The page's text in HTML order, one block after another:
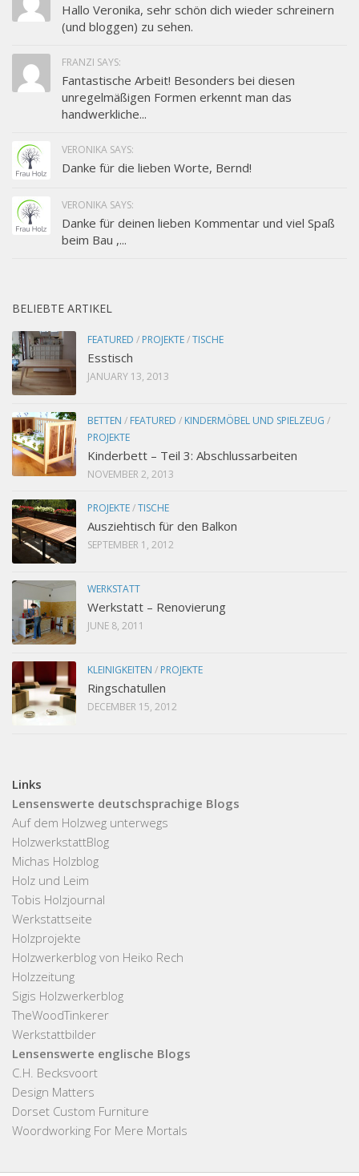
Hallo Veronika, sehr schön dich wieder schreinern
(und bloggen) zu sehen.
FRANZI SAYS:
Fantastische Arbeit! Besonders bei diesen
unregelmäßigen Formen erkennt man das
handwerkliche...
VERONIKA SAYS:
Danke für die lieben Worte, Bernd!
VERONIKA SAYS:
Danke für deinen lieben Kommentar und viel Spaß
beim Bau ,...
BELIEBTE ARTIKEL
FEATURED / PROJEKTE/TISCHE
Esstisch
JANUARY 13, 2013
BETTEN / FEATURED / KINDERMÖBEL UND SPIELZEUG /
PROJEKTE
Kinderbett – Teil 3: Abschlussarbeiten
NOVEMBER 2, 2013
PROJEKTE/TISCHE
Ausziehtisch für den Balkon
SEPTEMBER 1, 2012
WERKSTATT
Werkstatt – Renovierung
JUNE 8, 2011
KLEINIGKEITEN / PROJEKTE
Ringschatullen
DECEMBER 15, 2012
Links
Lensenswerte deutschsprachige Blogs
Auf dem Holzweg unterwegs
HolzwerkstattBlog
Michas Holzblog
Holz und Leim
Tobis Holzjournal
Werkstattseite
Holzprojekte
Holzwerkerblog von Heiko Rech
Holzzeitung
Sigis Holzwerkerblog
TheWoodTinkerer
Werkstattbilder
Lensenswerte englische Blogs
C.H. Becksvoort
Design Matters
Dorset Custom Furniture
Woordworking For Mere Mortals